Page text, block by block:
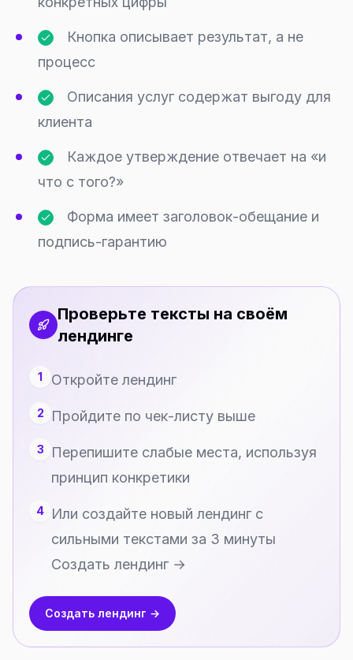
Кнопка описывает результат, а не
процесс
Описания услуг содержат выгоду для
клиента
Каждое утверждение отвечает на «и
что с того?»
Форма имеет заголовок-обещание и
подпись-гарантию
Проверьте тексты на своём
лендинге
1 Откройте лендинг
2 Пройдите по чек-листу выше
3
Перепишите слабые места, используя
принцип конкретики
4
Или создайте новый лендинг с
сильными текстами за 3 минуты
Создать лендинг →
Создать лендинг →